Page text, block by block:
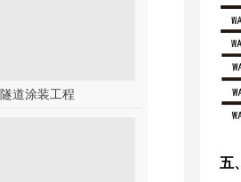
隧道涂装工程
五